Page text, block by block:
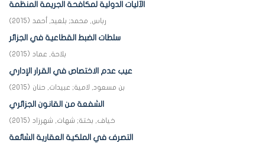
الآليات الدولية لمكافحة الجريمة المنظمة
رباس, محمد; بلعيد, أحمد (
2015
)
سلطات الضبط القطاعية في الجزائر
بلاحة, عماد (
2015
)
عيب عدم الاختصاص في القرار الإداري
بن مسعود, لامية; عبيدات, حنان (
2015
)
الشفعة من القانون الجزائري
خياف, بختة; شهات, شهرزاد (
2015
)
التصرف في الملكية العقارية الشائعة